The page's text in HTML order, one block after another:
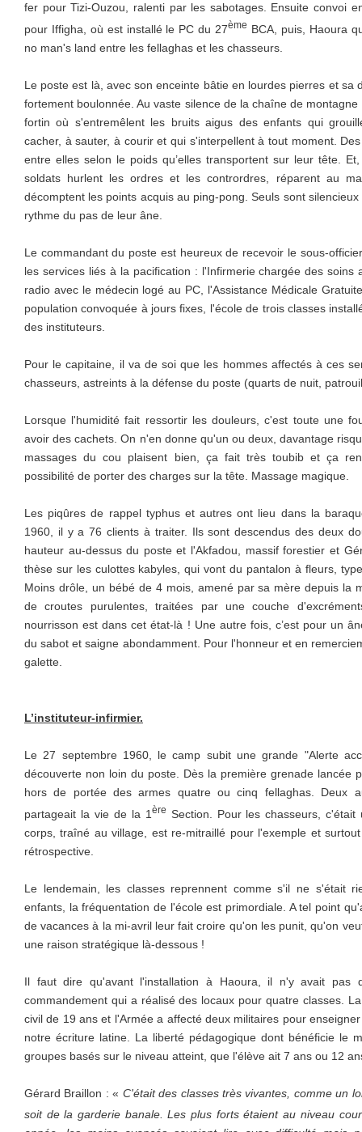
fer pour Tizi-Ouzou, ralenti par les sabotages. Ensuite convoi
pour Iffigha, où est installé le PC du 27ème BCA, puis, Haoura
no man's land entre les fellaghas et les chasseurs.
Le poste est là, avec son enceinte bâtie en lourdes pierres et sa
fortement boulonnée. Au vaste silence de la chaîne de
fortin où s'entremêlent les bruits aigus des enfants qui
cacher, à sauter, à courir et qui s'interpellent à tout moment.
entre elles selon le poids qu’elles transportent sur leur tête.
soldats hurlent les ordres et les contrordres, réparent au
décomptent les points acquis au ping-pong. Seuls sont
rythme du pas de leur âne.
Le commandant du poste est heureux de recevoir le sous-
les services liés à la pacification : l'Infirmerie chargée des soins
radio avec le médecin logé au PC, l'Assistance Médicale
population convoquée à jours fixes, l'école de trois classes
des instituteurs.
Pour le capitaine, il va de soi que les hommes affectés à ces
chasseurs, astreints à la défense du poste (quarts de nuit,
Lorsque l'humidité fait ressortir les douleurs, c'est toute une
avoir des cachets. On n'en donne qu'un ou deux, davantage
massages du cou plaisent bien, ça fait très toubib et ça
possibilité de porter des charges sur la tête. Massage magique.
Les piqûres de rappel typhus et autres ont lieu dans la
1960, il y a 76 clients à traiter. Ils sont descendus des deux
hauteur au-dessus du poste et l'Akfadou, massif forestier et
thèse sur les culottes kabyles, qui vont du pantalon à fleurs,
Moins drôle, un bébé de 4 mois, amené par sa mère depuis la
de croutes purulentes, traitées par une couche
nourrisson est dans cet état-là ! Une autre fois, c’est pour un
du sabot et saigne abondamment. Pour l'honneur et en
galette.
L’instituteur-infirmier.
Le 27 septembre 1960, le camp subit une grande "Alerte
découverte non loin du poste. Dès la première grenade lancée
hors de portée des armes quatre ou cinq fellaghas. Deux
partageait la vie de la 1 ère Section. Pour les chasseurs,
corps, traîné au village, est re-mitraillé pour l'exemple et
rétrospective.
Le lendemain, les classes reprennent comme s'il ne s'était
enfants, la fréquentation de l'école est primordiale. A tel point
de vacances à la mi-avril leur fait croire qu'on les punit, qu'on
une raison stratégique là-dessous !
Il faut dire qu'avant l'installation à Haoura, il n'y avait pas
commandement qui a réalisé des locaux pour quatre classes.
civil de 19 ans et l'Armée a affecté deux militaires pour
notre écriture latine. La liberté pédagogique dont bénéficie le
groupes basés sur le niveau atteint, que l'élève ait 7 ans ou 12
Gérard Braillon : « C'était des classes très vivantes, comme un
soit de la garderie banale. Les plus forts étaient au niveau